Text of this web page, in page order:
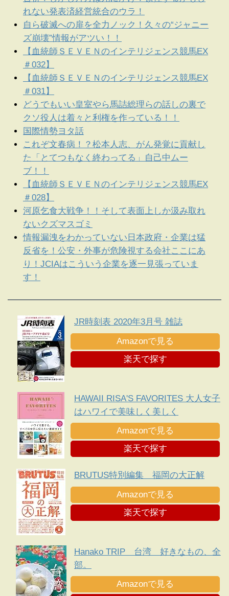
れない発表済経営統合のウラ！
自ら破滅への扉を全力ノック！久々の“ジャニー
ズ崩壊”情報がアツい！！
【血統師ＳＥＶＥＮのインテリジェンス競馬EX
＃032】
【血統師ＳＥＶＥＮのインテリジェンス競馬EX
＃031】
どうでもいい皇室やら馬詰総理らの話しの裏で
クソ役人は着々と利権を作っている！！
国際情勢ヨタ話
これぞ文春病！？松本人志、がん発覚に貢献し
た「とてつもなく終わってる」自己中ムー
ブ！！
【血統師ＳＥＶＥＮのインテリジェンス競馬EX
＃028】
河原乞食大戦争！！そして表面上しか汲み取れ
ないクズマスゴミ
情報漏洩をわかっていない日本政府・企業は猛
反省を！公安・外事が危険視する会社ここにあ
り！JCIAはこういう企業を逐一見張っていま
す！
JR時刻表 2020年3月号 雑誌
Amazonで見る
楽天で探す
HAWAII RISA'S FAVORITES 大人女子
はハワイで美味しく美しく
Amazonで見る
楽天で探す
BRUTUS特別編集 福岡の大正解
Amazonで見る
楽天で探す
Hanako TRIP 台湾 好きなもの、全
部。
Amazonで見る